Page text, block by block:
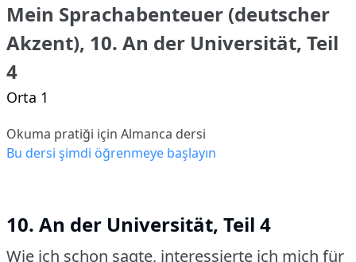
Mein Sprachabenteuer (deutscher
Akzent), 10. An der Universität, Teil
4
Orta 1
Okuma pratiği için Almanca dersi
Bu dersi şimdi öğrenmeye başlayın
10. An der Universität, Teil 4
Wie ich schon sagte, interessierte ich mich für